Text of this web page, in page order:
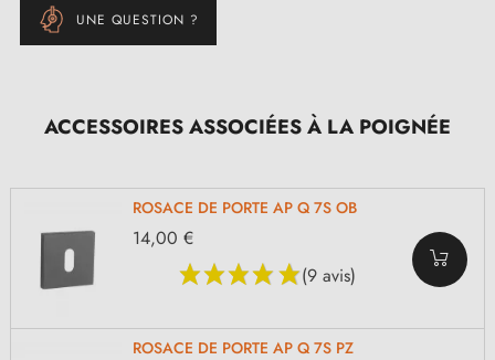
UNE QUESTION ?
ACCESSOIRES ASSOCIÉES À LA POIGNÉE
ROSACE DE PORTE AP Q 7S OB
(9 avis)
14,00 €
ROSACE DE PORTE AP Q 7S PZ